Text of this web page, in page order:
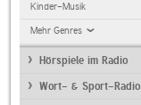
Kinder-Musik
Mehr Genres
Hörspiele im Radio
Wort- & Sport-Radio